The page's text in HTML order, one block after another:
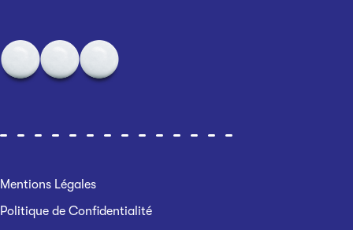
Mentions Légales
Politique de Confidentialité